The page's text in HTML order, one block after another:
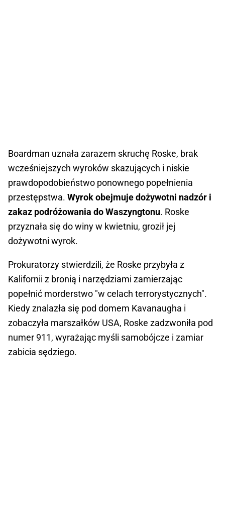
Boardman uznała zarazem skruchę Roske, brak
wcześniejszych wyroków skazujących i niskie
prawdopodobieństwo ponownego popełnienia
przestępstwa. Wyrok obejmuje dożywotni nadzór i
zakaz podróżowania do Waszyngtonu. Roske
przyznała się do winy w kwietniu, groził jej
dożywotni wyrok.
Prokuratorzy stwierdzili, że Roske przybyła z
Kalifornii z bronią i narzędziami zamierzając
popełnić morderstwo "w celach terrorystycznych".
Kiedy znalazła się pod domem Kavanaugha i
zobaczyła marszałków USA, Roske zadzwoniła pod
numer 911, wyrażając myśli samobójcze i zamiar
zabicia sędziego.